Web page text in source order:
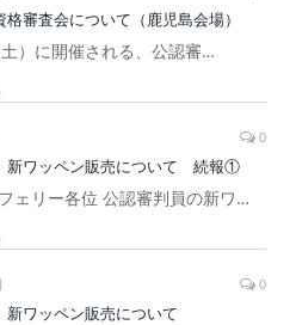
審査会について（鹿児島会場）
）に開催される、公認審…
0
新ワッペン販売について 続報①
ェリー各位 公認審判員の新ワ…
0
新ワッペン販売について